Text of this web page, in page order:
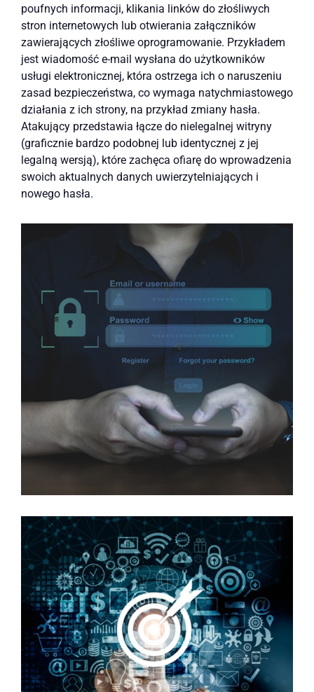
poufnych informacji, klikania linków do złośliwych
stron internetowych lub otwierania załączników
zawierających złośliwe oprogramowanie. Przykładem
jest wiadomość e-mail wysłana do użytkowników
usługi elektronicznej, która ostrzega ich o naruszeniu
zasad bezpieczeństwa, co wymaga natychmiastowego
działania z ich strony, na przykład zmiany hasła.
Atakujący przedstawia łącze do nielegalnej witryny
(graficznie bardzo podobnej lub identycznej z jej
legalną wersją), które zachęca ofiarę do wprowadzenia
swoich aktualnych danych uwierzytelniających i
nowego hasła.